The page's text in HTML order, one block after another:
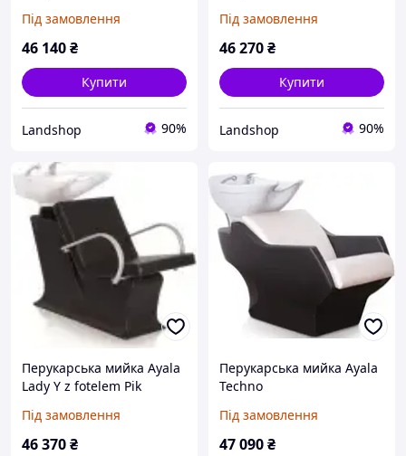
Під замовлення
46 140₴
Купити
Landshop 90%
Під замовлення
46 270₴
Купити
Landshop 90%
Перукарська мийка Ayala
Lady Y z fotelem Pik
Під замовлення
46 370₴
Перукарська мийка Ayala
Techno
Під замовлення
47 090₴